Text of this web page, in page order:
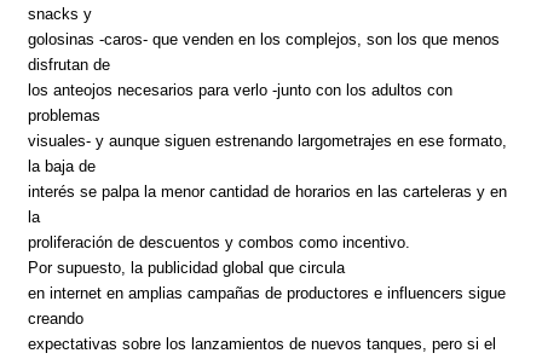
snacks y
golosinas -caros- que venden en los complejos, son los que menos
disfrutan de
los anteojos necesarios para verlo -junto con los adultos con
problemas
visuales- y aunque siguen estrenando largometrajes en ese formato,
la baja de
interés se palpa la menor cantidad de horarios en las carteleras y en
la
proliferación de descuentos y combos como incentivo.
Por supuesto, la publicidad global que circula
en internet en amplias campañas de productores e influencers sigue
creando
expectativas sobre los lanzamientos de nuevos tanques, pero si el